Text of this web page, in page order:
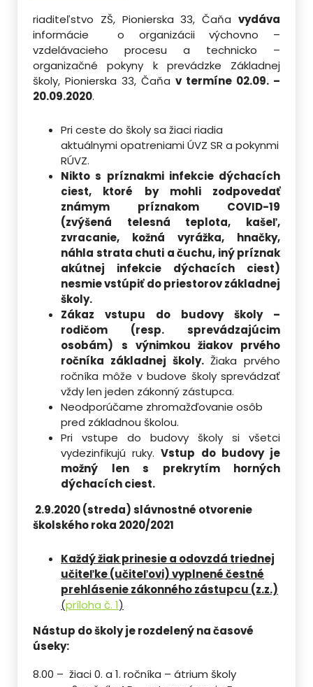
riaditeľstvo ZŠ, Pionierska 33, Čaňa vydáva
informácie o organizácii výchovno –
vzdelávacieho procesu a technicko –
organizačné pokyny k prevádzke Základnej
školy, Pionierska 33, Čaňa v termíne 02.09. –
20.09.2020.
Pri ceste do školy sa žiaci riadia
aktuálnymi opatreniami ÚVZ SR a pokynmi
RÚVZ.
Nikto s príznakmi infekcie dýchacích
ciest, ktoré by mohli zodpovedať
známym príznakom COVID-19
(zvýšená telesná teplota, kašeľ,
zvracanie, kožná vyrážka, hnačky,
náhla strata chuti a čuchu, iný príznak
akútnej infekcie dýchacích ciest)
nesmie vstúpiť do priestorov základnej
školy.
Zákaz vstupu do budovy školy –
rodičom (resp. sprevádzajúcim
osobám)
s výnimkou žiakov prvého
ročníka základnej školy.Žiaka prvého
ročníka môže v budove školy sprevádzať
vždy len jeden zákonný zástupca.
Neodporúčame zhromažďovanie osôb
pred základnou školou.
Pri vstupe do budovy školy si všetci
vydezinfikujú ruky.Vstup do budovy je
možný len s prekrytím horných
dýchacích ciest.
2.9.2020 (streda) slávnostné otvorenie
školského roka 2020/2021
Každý žiak prinesie a odovzdá triednej
učiteľke (učiteľovi) vyplnené čestné
prehlásenie zákonného zástupcu (z.z.)
(príloha č. 1)
Nástup do školy je rozdelený na časové
úseky:
8.00 – žiaci 0. a 1. ročníka – átrium školy